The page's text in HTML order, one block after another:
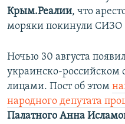
Крым.Реалии, что
моряки покинули СИЗО
Ночью 30 августа
украинско-
лицами. Пост об этом
народного депутата
Палатного Анна